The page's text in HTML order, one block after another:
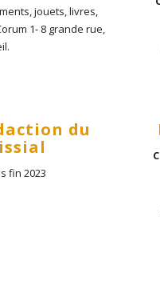
jouets, livres,
1- 8 grande rue,
du
fin 2023